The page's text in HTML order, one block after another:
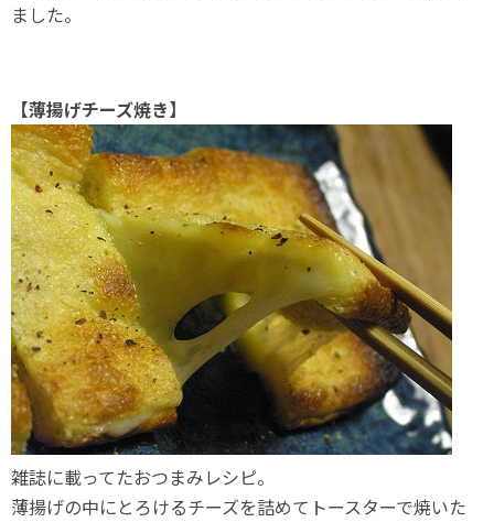
ました。
【薄揚げチーズ焼き】
雑誌に載ってたおつまみレシピ。
薄揚げの中にとろけるチーズを詰めてトースターで焼いた